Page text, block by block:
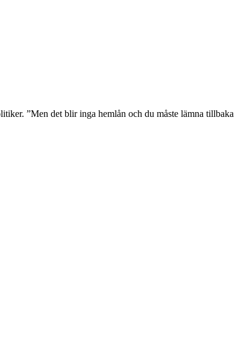
”Men det blir inga hemlån och du måste lämna tillbaka